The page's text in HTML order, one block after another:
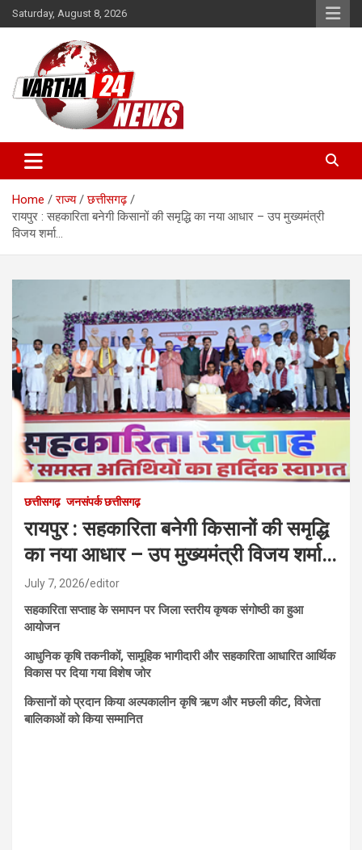
Skip
to
Saturday, August 8, 2026
Vartha 24
Home राज्य
छत्तीसगढ़
रायपुर : सहकारिता बनेगी किसानों की समृद्धि का नया आधार – उप मुख्यमंत्री
विजय शर्मा…
छत्तीसगढ़ जनसंपर्क छत्तीसगढ़
रायपुर : सहकारिता बनेगी किसानों की समृद्धि
का नया आधार – उप मुख्यमंत्री विजय शर्मा…
July 7, 2026 editor
सहकारिता सप्ताह के समापन पर जिला स्तरीय कृषक संगोष्ठी का हुआ
आयोजन
आधुनिक कृषि तकनीकों, सामूहिक भागीदारी और सहकारिता आधारित आर्थिक
विकास पर दिया गया विशेष जोर
किसानों को प्रदान किया अल्पकालीन कृषि ऋण और मछली कीट, विजेता
बालिकाओं को किया सम्मानित